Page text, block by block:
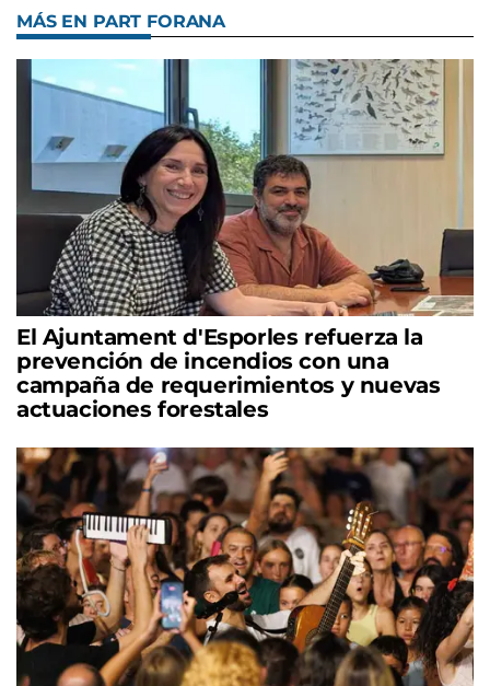
MÁS EN PART FORANA
El Ajuntament d'Esporles refuerza la
prevención de incendios con una
campaña de requerimientos y nuevas
actuaciones forestales